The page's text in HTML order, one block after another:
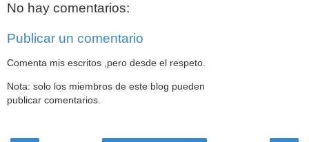
No hay comentarios:
Publicar un comentario
Comenta mis escritos ,pero desde el respeto.
Nota: solo los miembros de este blog pueden
publicar comentarios.